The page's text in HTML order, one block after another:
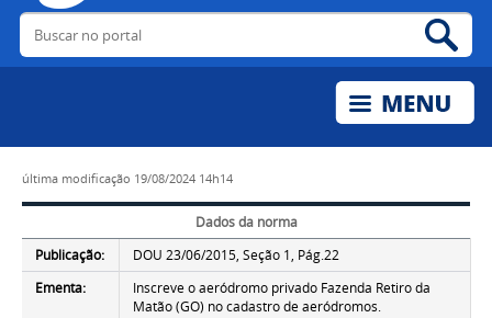
Legislação
Buscar no portal
última modificação 19/08/2024 14h14
Dados da norma
Publicação:
DOU 23/06/2015, Seção 1, Pág.22
Ementa:
Inscreve o aeródromo privado Fazenda Retiro da
Matão (GO) no cadastro de aeródromos.